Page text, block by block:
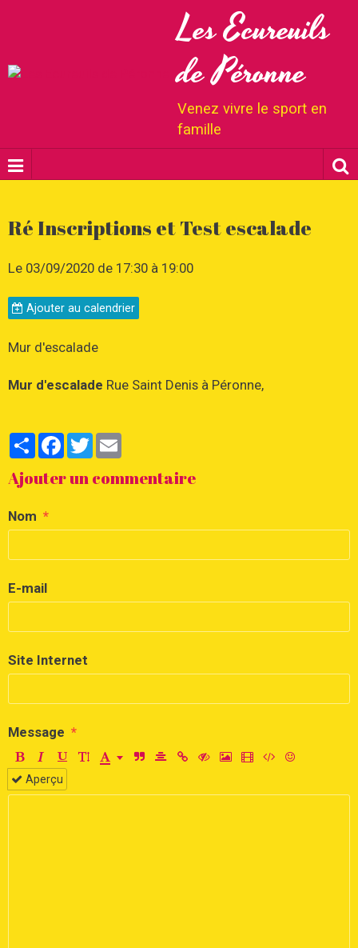
Les Ecureuils
de Péronne
Venez vivre le sport en
famille
Ré Inscriptions et Test escalade
Le 03/09/2020 de 17:30 à 19:00
Ajouter au calendrier
Mur d'escalade
Mur d'escalade Rue Saint Denis à Péronne,
PartagerFacebook
Twitter
Ajouter un commentaire
Nom
E-mail
Site Internet
Message
Aperçu